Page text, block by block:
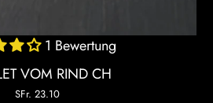
1 Bewertung
VOM RIND CH
SFr. 23.10